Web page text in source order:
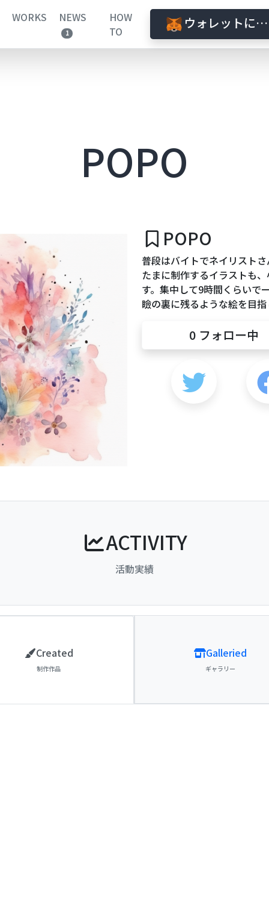
WORKS NEWS
1
HOW
TO
ウォレットに
POPO
POPO
普段はバイトでネイリスト
たまに制作するイラストも
す。集中して9時間くらいで
瞼の裏に残るような絵を目
0 フォロー中
ACTIVITY
活動実績
Created
制作作品
Galleried
ギャラリー